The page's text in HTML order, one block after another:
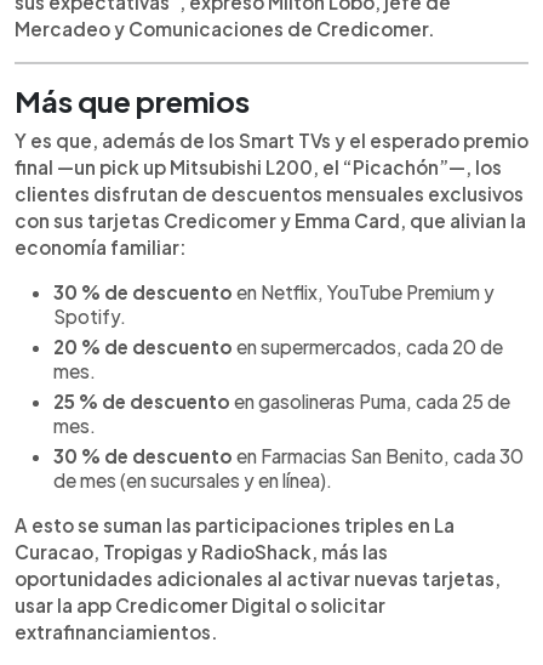
Mercadeo y Comunicaciones de Credicomer.
Más que premios
Y es que, además de los Smart TVs y el esperado premio
final —un pick up Mitsubishi L200, el “Picachón”—, los
clientes disfrutan de descuentos mensuales exclusivos
con sus tarjetas Credicomer y Emma Card, que alivian la
economía familiar:
30 % de descuento en Netflix, YouTube Premium y
Spotify.
20 % de descuento en supermercados, cada 20 de
mes.
25 % de descuento en gasolineras Puma, cada 25 de
mes.
30 % de descuento en Farmacias San Benito, cada 30
de mes (en sucursales y en línea).
A esto se suman las participaciones triples en La
Curacao, Tropigas y RadioShack, más las
oportunidades adicionales al activar nuevas tarjetas,
usar la app Credicomer Digital o solicitar
extrafinanciamientos.